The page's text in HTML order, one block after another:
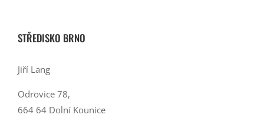
STŘEDISKO BRNO
Jiří Lang
Odrovice 78,
664 64 Dolní Kounice